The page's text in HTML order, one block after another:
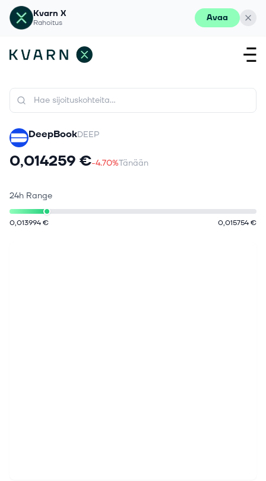
Kvarn X
Rahoitus Avaa
DeepBookDEEP
0,014259 €-4.70%Tänään
24h Range
0,013994 € 0,015754 €